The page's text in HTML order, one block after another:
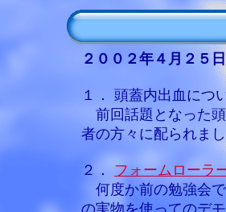
２００２年４月２５日
１． 頭蓋内出血につ
前回話題となった
者の方々に配られま
２． フォームローラ
何度か前の勉強会
の実物を使ってのデ